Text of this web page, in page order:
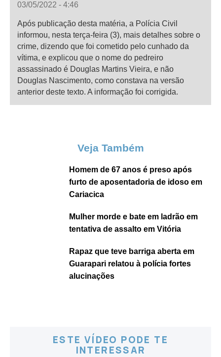
03/05/2022 - 4:46
Após publicação desta matéria, a Polícia Civil
informou, nesta terça-feira (3), mais detalhes sobre o
crime, dizendo que foi cometido pelo cunhado da
vítima, e explicou que o nome do pedreiro
assassinado é Douglas Martins Vieira, e não
Douglas Nascimento, como constava na versão
anterior deste texto. A informação foi corrigida.
Veja Também
Homem de 67 anos é preso após
furto de aposentadoria de idoso em
Cariacica
Mulher morde e bate em ladrão em
tentativa de assalto em Vitória
Rapaz que teve barriga aberta em
Guarapari relatou à polícia fortes
alucinações
ESTE VÍDEO PODE TE
INTERESSAR